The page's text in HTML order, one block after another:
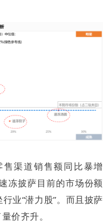
渠道销售额同比暴增
冻披萨目前的市场份额
业“潜力股”。而且披萨
价齐升。